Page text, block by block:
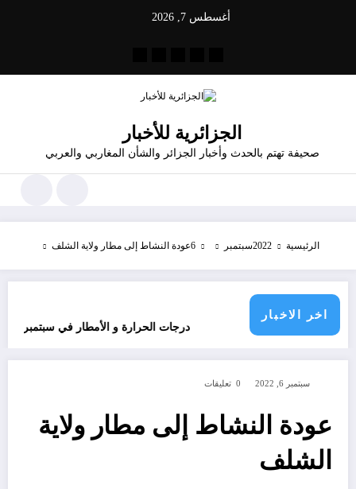
أغسطس 7, 2026
الجزائرية للأخبار
صحيفة تهتم بالحدث وأخبار الجزائر والشأن المغاربي والعربي
الرئيسية 2022سبتمبر 6عودة النشاط إلى مطار ولاية الشلف
اخر الاخبار
دولي يناشدون؟ درجات الحرارة و الأمطار في سبتمبر 2026 في الجزائر
سبتمبر 6, 2022 0 تعليقات
عودة النشاط إلى مطار ولاية
الشلف